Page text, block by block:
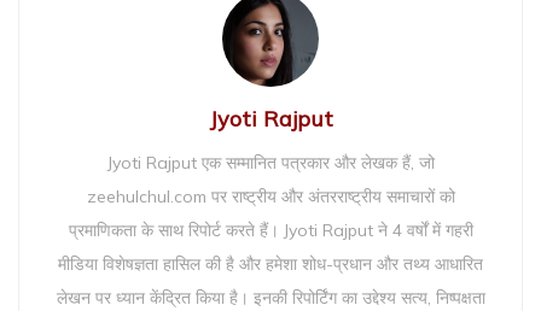
Jyoti Rajput
Jyoti Rajput एक सम्मानित पत्रकार और लेखक हैं, जो
zeehulchul.com पर राष्ट्रीय और अंतरराष्ट्रीय समाचारों को
प्रमाणिकता के साथ रिपोर्ट करते हैं। Jyoti Rajput ने 4 वर्षों में गहरी
मीडिया विशेषज्ञता हासिल की है और हमेशा शोध-प्रधान और तथ्य आधारित
लेखन पर ध्यान केंद्रित किया है। इनकी रिपोर्टिंग का उद्देश्य सत्य, निष्पक्षता